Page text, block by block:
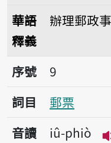
華語
釋義
辦理郵政
序號9郵票
序號
9
詞目
郵票
音讀
iû-phiò